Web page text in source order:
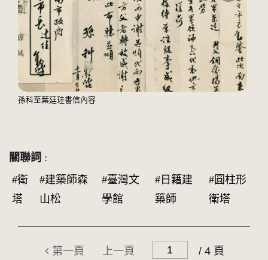
孫科至葉廷珪書信內容
關聯詞 :
#衛
塔
#建築師森
山松
#臺灣文
學館
#日籍建
築師
#圓柱形
衛塔
第一頁 上一頁 / 4 頁